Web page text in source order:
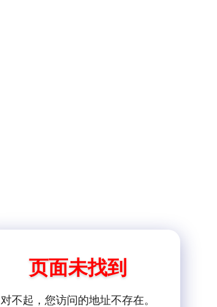
页面未找到
对不起，您访问的地址不存在。